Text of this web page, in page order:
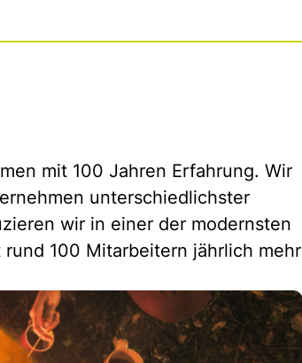
mit 100 Jahren Erfahrung. Wir
unterschiedlichster
wir in einer der modernsten
100 Mitarbeitern jährlich mehr